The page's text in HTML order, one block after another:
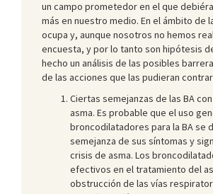
un campo prometedor en el que
más en nuestro medio. En el ámbito de
ocupa y, aunque nosotros no hemos
encuesta, y por lo tanto son hipótesis
hecho un análisis de las posibles
de las acciones que las pudieran
Ciertas semejanzas de las BA
asma. Es probable que el uso
broncodilatadores para la BA se
semejanza de sus síntomas y
crisis de asma. Los
efectivos en el tratamiento del
obstrucción de las vías